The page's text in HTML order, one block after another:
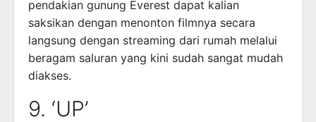
pendakian gunung Everest dapat kalian
saksikan dengan menonton filmnya secara
langsung dengan streaming dari rumah melalui
beragam saluran yang kini sudah sangat mudah
diakses.
9. ‘UP’